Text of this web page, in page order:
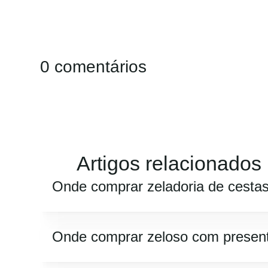
0 comentários
Artigos relacionados
Onde comprar zeladoria de
Onde comprar zeloso com